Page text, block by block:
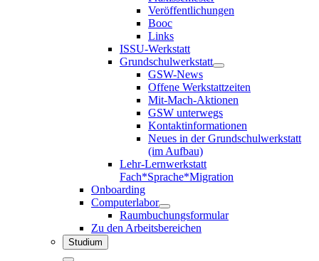
Veröffentlichungen
Booc
Links
ISSU-Werkstatt
Grundschulwerkstatt
GSW-News
Offene Werkstattzeiten
Mit-Mach-Aktionen
GSW unterwegs
Kontaktinformationen
Neues in der Grundschulwerkstatt
(im Aufbau)
Lehr-Lernwerkstatt
Fach*Sprache*Migration
Onboarding
Computerlabor
Raumbuchungsformular
Zu den Arbeitsbereichen
Studium